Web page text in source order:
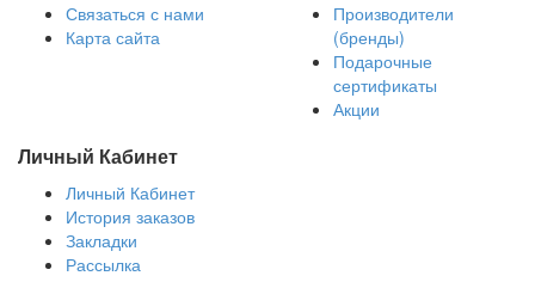
Связаться с нами
Карта сайта
Производители
(бренды)
Подарочные
сертификаты
Акции
Личный Кабинет
Личный Кабинет
История заказов
Закладки
Рассылка